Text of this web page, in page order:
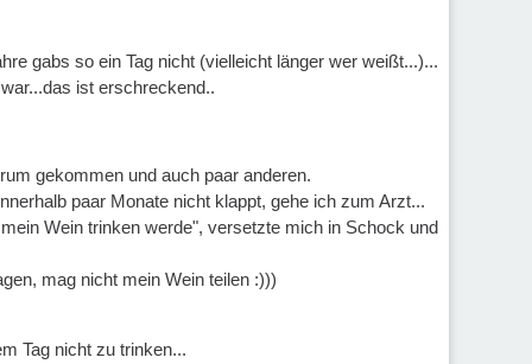
gabs so ein Tag nicht (vielleicht länger wer weißt...)...
ist erschreckend..
gekommen und auch paar anderen.
paar Monate nicht klappt, gehe ich zum Arzt...
Wein trinken werde", versetzte mich in Schock und
mag nicht mein Wein teilen :)))
Tag nicht zu trinken...